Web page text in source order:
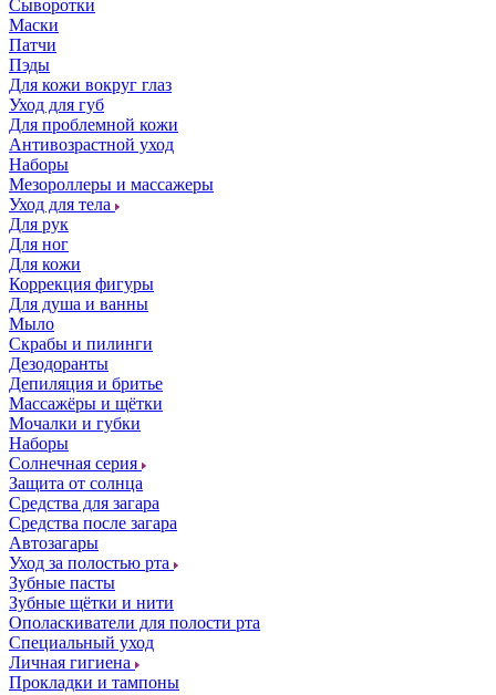
Сыворотки
Маски
Патчи
Пэды
Для кожи вокруг глаз
Уход для губ
Для проблемной кожи
Антивозрастной уход
Наборы
Мезороллеры и массажеры
Уход для тела
Для рук
Для ног
Для кожи
Коррекция фигуры
Для душа и ванны
Мыло
Скрабы и пилинги
Дезодоранты
Депиляция и бритье
Массажёры и щётки
Мочалки и губки
Наборы
Солнечная серия
Защита от солнца
Средства для загара
Средства после загара
Автозагары
Уход за полостью рта
Зубные пасты
Зубные щётки и нити
Ополаскиватели для полости рта
Специальный уход
Личная гигиена
Прокладки и тампоны